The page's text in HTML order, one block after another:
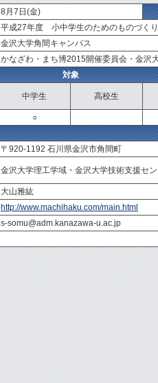
8月7日(金)
平成27年度 小中学生のためのものづく
金沢大学角間キャンパス
かなざわ・まち博2015開催委員会・金沢
対象
中学生 高校生
○
〒920-1192 石川県金沢市角間町
金沢大学理工学域・金沢大学技術支援セ
大山雅紘
http://www.machihaku.com/main.html
s-somu@adm.kanazawa-u.ac.jp